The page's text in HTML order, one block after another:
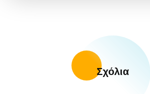
Σχόλια